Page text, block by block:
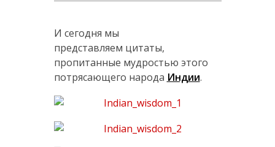
И сегодня мы
представляем цитаты,
пропитанные мудростью этого
потрясающего народа Индии.